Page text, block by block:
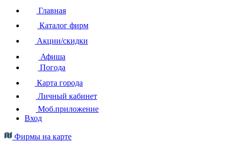
Главная
Каталог фирм
Акции/скидки
Афиша
Погода
Карта города
Личный кабинет
Моб.приложение
Вход
Фирмы на карте